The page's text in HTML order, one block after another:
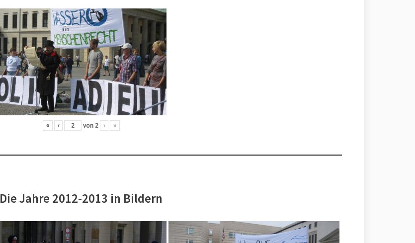
« ‹ von 2 › »
Die Jahre 2012-2013 in Bildern